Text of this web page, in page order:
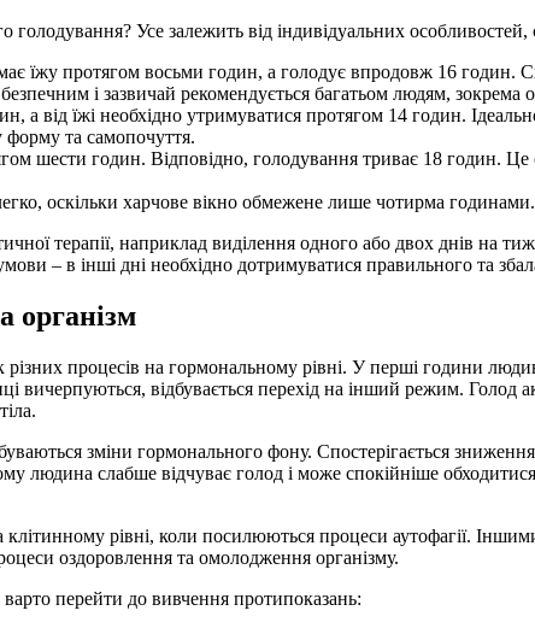
Усе залежить від індивідуальних особливостей,
їжу протягом восьми годин, а голодує впродовж 16 годин.
і зазвичай рекомендується багатьом людям,
а від їжі необхідно утримуватися протягом 14 годин.
форму та самопочуття.
шести годин. Відповідно, голодування триває 18 годин.
оскільки харчове вікно обмежене лише чотирма
терапії, наприклад виділення одного або двох днів на
– в інші дні необхідно дотримуватися правильного та
організм
процесів на гормональному рівні. У перші години
вичерпуються, відбувається перехід на інший режим.
зміни гормонального фону. Спостерігається
людина слабше відчуває голод і може спокійніше
клітинному рівні, коли посилюються процеси аутофагії.
оздоровлення та омолодження організму.
перейти до вивчення протипоказань: